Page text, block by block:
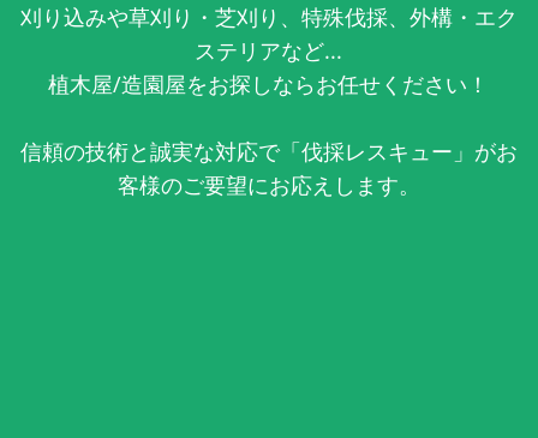
刈り込みや草刈り・芝刈り、特殊伐採、外構・エク
ステリアなど...
植木屋/造園屋をお探しならお任せください！
信頼の技術と誠実な対応で「伐採レスキュー」がお
客様のご要望にお応えします。